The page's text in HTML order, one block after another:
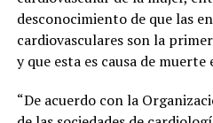
desconocimiento de que las
cardiovasculares son la
y que esta es causa de
“De acuerdo con la